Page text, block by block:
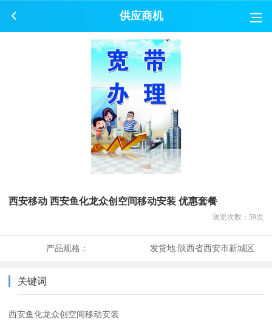
供应商机
西安移动 西安鱼化龙众创空间移动安装 优惠套餐
浏览次数： 59次
产品规格： 发货地:陕西省西安市新城区
关键词
西安鱼化龙众创空间移动安装